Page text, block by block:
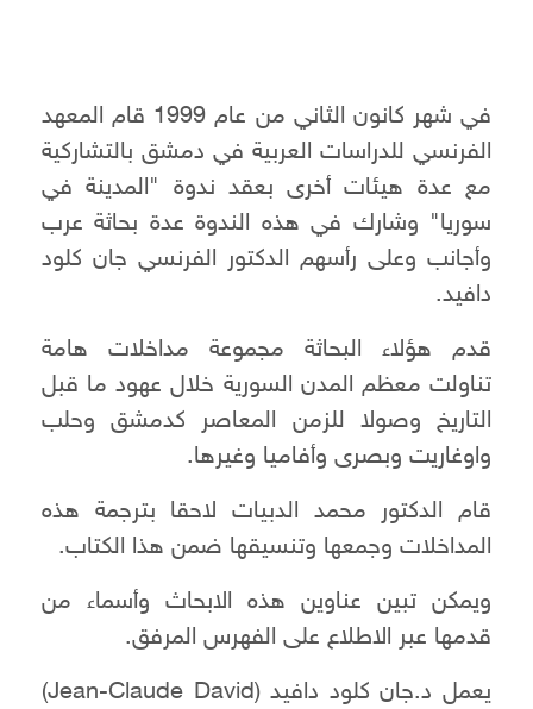
في شهر كانون الثاني من عام 1999 قام المعهد
الفرنسي للدراسات العربية في دمشق بالتشاركية
مع عدة هيئات أخرى بعقد ندوة "المدينة في
سوريا" وشارك في هذه الندوة عدة بحاثة عرب
وأجانب وعلى رأسهم الدكتور الفرنسي جان كلود
دافيد.
قدم هؤلاء البحاثة مجموعة مداخلات هامة
تناولت معظم المدن السورية خلال عهود ما قبل
التاريخ وصولا للزمن المعاصر كدمشق وحلب
واوغاريت وبصرى وأفاميا وغيرها.
قام الدكتور محمد الدبيات لاحقا بترجمة هذه
المداخلات وجمعها وتنسيقها ضمن هذا الكتاب.
ويمكن تبين عناوين هذه الابحاث وأسماء من
قدمها عبر الاطلاع على الفهرس المرفق.
يعمل د.جان كلود دافيد (Jean-Claude David)